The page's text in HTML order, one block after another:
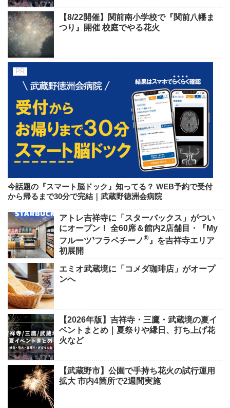
【8/22開催】関前南小学校で『関前八幡ま
つり』開催 校庭でやる花火
今話題の『スマート脳ドック』知ってる？ WEB予約で受付
から帰るまで30分で完結｜武蔵野徳洲会病院
アトレ吉祥寺に「スターバックス」がつい
にオープン！ 全60席＆館内2店舗目・『My
フルーツ³フラペチーノ® 』を吉祥寺エリア
初展開
エミオ武蔵境に「コメダ珈琲店」がオープ
ンへ
【2026年版】吉祥寺・三鷹・武蔵境の夏イ
ベントまとめ｜夏祭りや縁日、打ち上げ花
火など
【武蔵野市】公園で手持ち花火の試行運用
拡大 市内4箇所で2週間実施